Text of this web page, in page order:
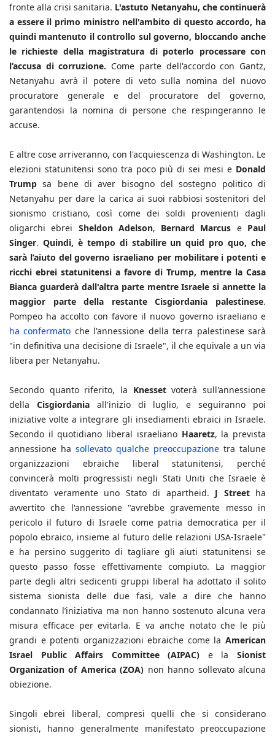
fronte alla crisi sanitaria. L'astuto Netanyahu, che continuerà
a essere il primo ministro nell'ambito di questo accordo, ha
quindi mantenuto il controllo sul governo, bloccando anche
le richieste della magistratura di poterlo processare con
l’accusa di corruzione. Come parte dell'accordo con Gantz,
Netanyahu avrà il potere di veto sulla nomina del nuovo
procuratore generale e del procuratore del governo,
garantendosi la nomina di persone che respingeranno le
accuse.
E altre cose arriveranno, con l'acquiescenza di Washington. Le
elezioni statunitensi sono tra poco più di sei mesi e Donald
Trump sa bene di aver bisogno del sostegno politico di
Netanyahu per dare la carica ai suoi rabbiosi sostenitori del
sionismo cristiano, così come dei soldi provenienti dagli
oligarchi ebrei Sheldon Adelson, Bernard Marcus e Paul
Singer. Quindi, è tempo di stabilire un quid pro quo, che
sarà l’aiuto del governo israeliano per mobilitare i potenti e
ricchi ebrei statunitensi a favore di Trump, mentre la Casa
Bianca guarderà dall'altra parte mentre Israele si annette la
maggior parte della restante Cisgiordania palestinese.
Pompeo ha accolto con favore il nuovo governo israeliano e
ha confermato che l'annessione della terra palestinese sarà
"in definitiva una decisione di Israele", il che equivale a un via
libera per Netanyahu.
Secondo quanto riferito, la Knessetvoterà sull'annessione
della Cisgiordaniaall'inizio di luglio, e seguiranno poi
iniziative volte a integrare gli insediamenti ebraici in Israele.
Secondo il quotidiano liberal israeliano Haaretz, la prevista
annessione ha sollevato qualche preoccupazione tra talune
organizzazioni ebraiche liberal statunitensi, perché
convincerà molti progressisti negli Stati Uniti che Israele è
diventato veramente uno Stato di apartheid. J Streetha
avvertito che l'annessione "avrebbe gravemente messo in
pericolo il futuro di Israele come patria democratica per il
popolo ebraico, insieme al futuro delle relazioni USA-Israele"
e ha persino suggerito di tagliare gli aiuti statunitensi se
questo passo fosse effettivamente compiuto. La maggior
parte degli altri sedicenti gruppi liberal ha adottato il solito
sistema sionista delle due fasi, vale a dire che hanno
condannato l’iniziativa ma non hanno sostenuto alcuna vera
misura efficace per evitarla. E va anche notato che le più
grandi e potenti organizzazioni ebraiche come la American
Israel Public Affairs Committee (AIPAC) e laSionist
Organization of America (ZOA) non hanno sollevato alcuna
obiezione.
Singoli ebrei liberal, compresi quelli che si considerano
sionisti, hanno generalmente manifestato preoccupazione